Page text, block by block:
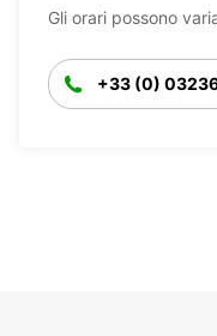
Gli orari possono
+33 (0)